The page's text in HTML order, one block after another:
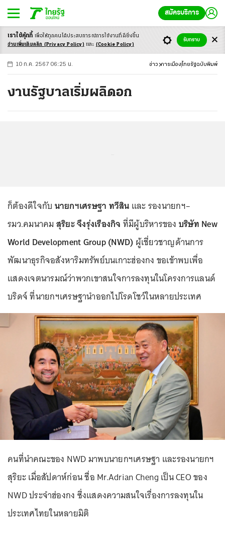
สมัครบริการ
-ก ก ก+
10 ก.ค. 2567 06:25 น. ข่าว การเมือง ไทยรัฐฉบับพิมพ์
งานรัฐบาลเริ่มผลิดอก
ก็ต้องดีใจกับ นายกฯเศรษฐา ทวีสิน และ รองนายกฯ–
รมว.คมนาคม สุริยะ จึงรุ่งเรืองกิจ ที่มีผู้บริหารของ บริษัท New
World Development Group (NWD) ผู้เชี่ยวชาญด้านการ
พัฒนาธุรกิจอสังหาริมทรัพย์บนเกาะฮ่องกง ขอเข้าพบเพื่อ
แสดงเจตนารมณ์ว่าพวกเขาสนใจการลงทุนในโครงการแลนด์
บริดจ์ ที่นายกฯเศรษฐานำออกไปโรดโชว์ในหลายประเทศ
คนที่นำคณะของ NWD มาพบนายกฯเศรษฐา และรองนายกฯ
สุริยะ เมื่อสัปดาห์ก่อน ชื่อ Mr.Adrian Cheng เป็น CEO ของ
NWD ประจำฮ่องกง ซึ่งแสดงความสนใจเรื่องการลงทุนใน
ประเทศไทยในหลายมิติ
เราใช้คุ้กกี้ เพื่อให้ทุกคนได้ประสบการณ์การใช้งานที่ดียิ่งขึ้น
อ่านเพิ่มเติมคลิก (Privacy Policy) และ (Cookie Policy)
รับทราบ